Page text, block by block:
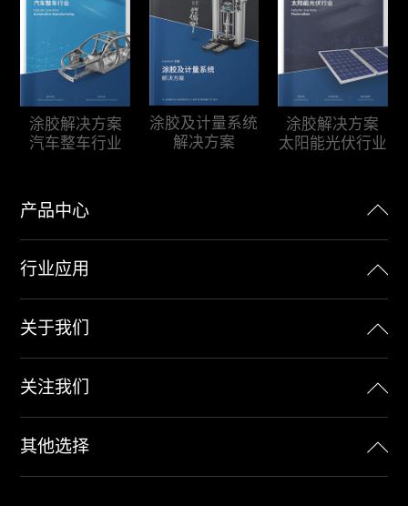
产品中心
行业应用
关于我们
关注我们
其他选择
涂胶解决方案
汽车整车行业
涂胶及计量系统
解决方案
涂胶解决方案
太阳能光伏行业